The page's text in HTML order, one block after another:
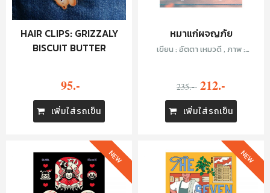
HAIR CLIPS: GRIZZALY
BISCUIT BUTTER
95.-
เพิ่มใส่รถเข็น
หมาแก่ผจญภัย
เขียน : อัตตา เหมวดี , ภาพ :
235.- 212.-
เพิ่มใส่รถเข็น
NEW NEW